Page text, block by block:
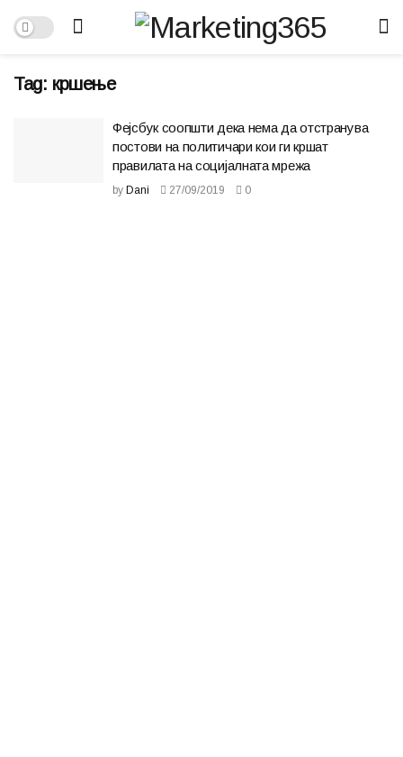
Tag: кршење
Фејсбук соопшти дека нема да отстранува
постови на политичари кои ги кршат
правилата на социјалната мрежа
by Dani 27/09/2019 0